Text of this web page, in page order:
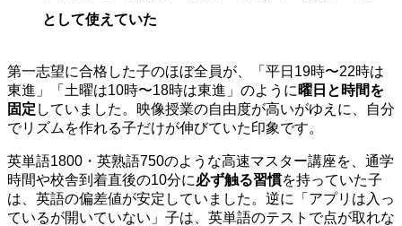
として使えていた
第一志望に合格した子のほぼ全員が、「平日19時〜22時は
東進」「土曜は10時〜18時は東進」のように 曜日と時間を
固定 していました。映像授業の自由度が高いがゆえに、自分
でリズムを作れる子だけが伸びていた印象です。
英単語1800・英熟語750のような高速マスター講座を、通学
時間や校舎到着直後の10分に必ず触る習慣を持っていた子
は、英語の偏差値が安定していました。逆に「アプリは入っ
ているが開いていない」子は、英単語のテストで点が取れな